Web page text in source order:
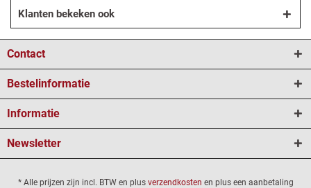
Klanten bekeken ook
Contact
Bestelinformatie
Informatie
Newsletter
* Alle prijzen zijn incl. BTW en plus verzendkosten en plus een aanbetaling